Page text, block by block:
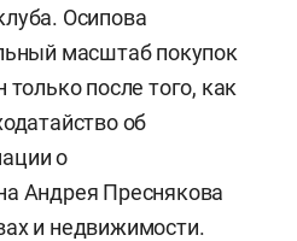
Осипова
масштаб покупок
после того, как
об
о
Андрея Преснякова
и недвижимости.